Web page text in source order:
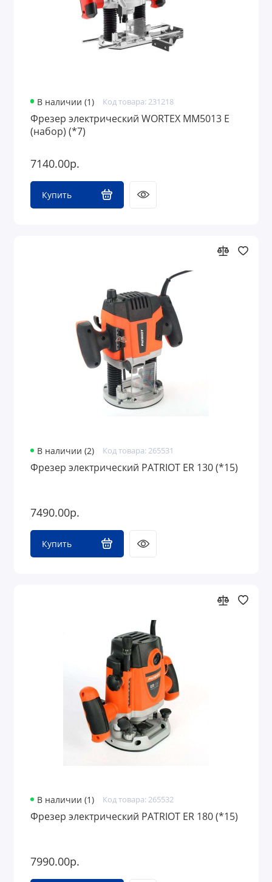
В наличии (1) Код товара: 231218
Фрезер электрический WORTEX MM5013 E
(набор) (*7)
7140.00р.
Купить
В наличии (2) Код товара: 265531
Фрезер электрический PATRIOT ER 130 (*15)
7490.00р.
Купить
В наличии (1) Код товара: 265532
Фрезер электрический PATRIOT ER 180 (*15)
7990.00р.